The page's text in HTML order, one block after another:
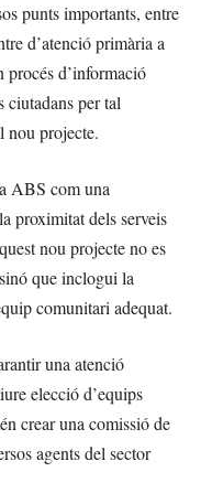
punts importants, entre
d’atenció primària a
procés d’informació
per tal
nou projecte.
ABS com una
proximitat dels serveis
nou projecte no es
que inclogui la
comunitari adequat.
una atenció
elecció d’equips
crear una comissió de
agents del sector